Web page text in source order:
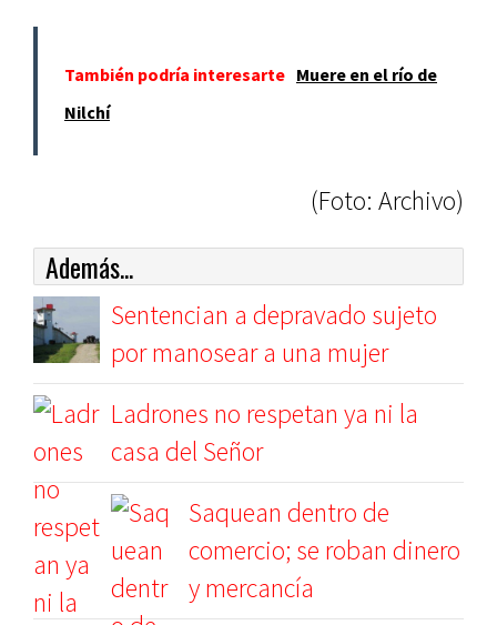
También podría interesarte Muere en el río de
Nilchí
(Foto: Archivo)
Además...
Sentencian a depravado sujeto
por manosear a una mujer
Ladrones no respetan ya ni la
casa del Señor
Saquean dentro de
comercio; se roban dinero
y mercancía